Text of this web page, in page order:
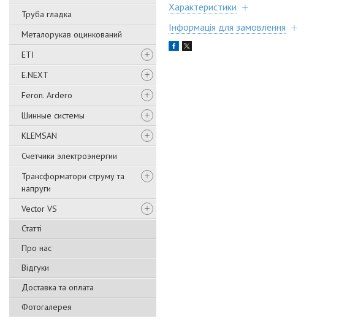
Труба гладка
Металорукав оцинкований
ETI
E.NEXT
Feron. Ardero
Шинные системы
KLEMSAN
Счетчики электроэнергии
Трансформатори струму та
напруги
Vector VS
Статті
Про нас
Відгуки
Доставка та оплата
Фотогалерея
Характеристики
Інформація для замовлення